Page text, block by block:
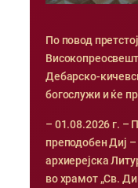
По повод
Дебарско-
богослужи и ќе
– 01.08.2026 г. –
преподобен Диј
архиерејска
во храмот „Св.